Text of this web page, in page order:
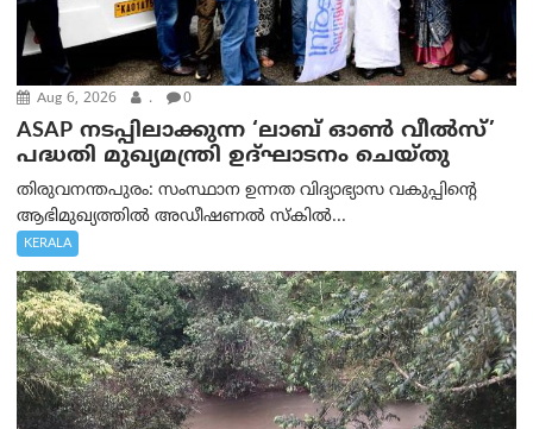
Aug 6, 2026 . 0
ASAP നടപ്പിലാക്കുന്ന ‘ലാബ് ഓൺ വീൽസ്’
പദ്ധതി മുഖ്യമന്ത്രി ഉദ്ഘാടനം ചെയ്തു
തിരുവനന്തപുരം: സംസ്ഥാന ഉന്നത വിദ്യാഭ്യാസ വകുപ്പിന്റെ
ആഭിമുഖ്യത്തിൽ അഡീഷണൽ സ്കിൽ...
KERALA